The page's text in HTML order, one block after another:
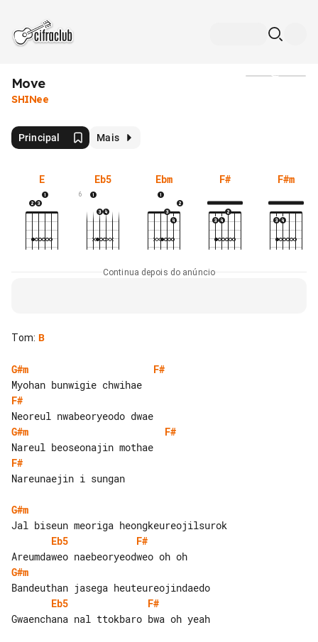
Move
SHINee
Principal Mais
E Eb5
6
Ebm F# F#m
Continua depois do anúncio
Tom: B
G#m
F#
F#
G#m
F#
F#
Nareunaejin i sungan
G#m
Eb5
F#
G#m
Eb5
F#
Gwaenchana nal ttokbaro bwa oh yeah